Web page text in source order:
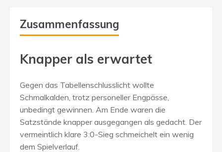
Zusammenfassung
Knapper als erwartet
Gegen das Tabellenschlusslicht wollte
Schmalkalden, trotz personeller Engpässe,
unbedingt gewinnen. Am Ende waren die
Satzstände knapper ausgegangen als gedacht. Der
vermeintlich klare 3:0-Sieg schmeichelt ein wenig
dem Spielverlauf.